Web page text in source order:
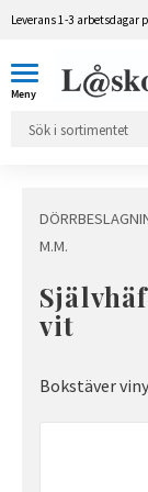
Leverans 1-3 arbetsdagar
M.M.
vit
Bokstäver